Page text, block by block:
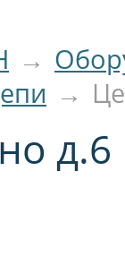
→
→
д.6